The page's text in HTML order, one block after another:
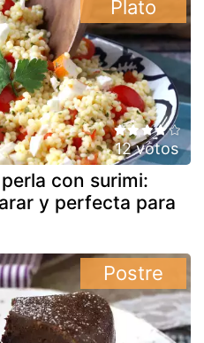
12 votos
con surimi:
y perfecta para
Plato
Postre